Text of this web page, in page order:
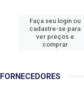
Faça seu login ou
cadastre-se para
ver preços e
comprar
FORNECEDORES